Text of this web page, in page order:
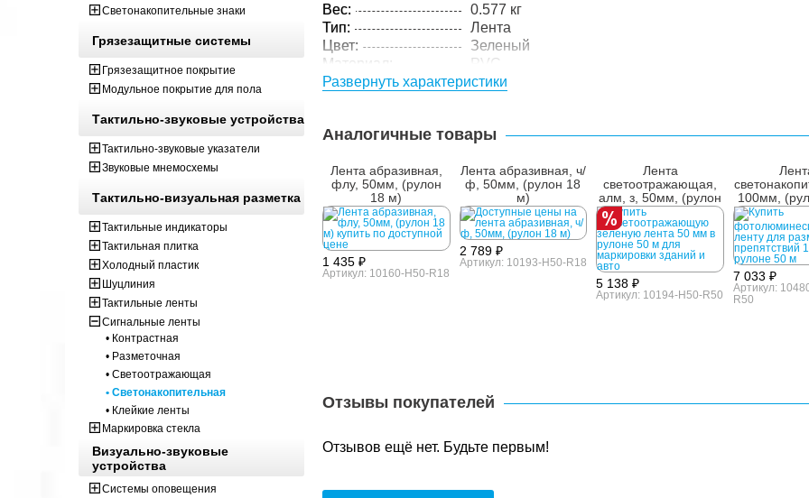
Вес:
0.577 кг
Тип:
Лента
Цвет:
Зеленый
Материал:
PVC
Толщина:
0,13
Размер (ВxШxГ):
Вес:
0.677 кг
Кол-во изделий в
упаковке:
Развернуть характеристики
Аналогичные товары
Лента абразивная,
флу, 50мм, (рулон
18 м)
1 435 ₽
Артикул: 10160-H50-R18
Лента абразивная, ч/
ф, 50мм, (рулон 18
м)
2 789 ₽
Артикул: 10193-H50-R18
Лента
светоотражающая,
алм, з, 50мм, (рулон
50м)
5 138 ₽
Артикул: 10194-H50-R50
100мм,
7 033 ₽
Артикул:
R50
Отзывы покупателей
Отзывов ещё нет. Будьте первым!
Светонакопительные знаки
Грязезащитные системы
Грязезащитное покрытие
Модульное покрытие для пола
Тактильно-звуковые устройства
Тактильно-звуковые указатели
Звуковые мнемосхемы
Тактильно-визуальная разметка
Тактильные индикаторы
Тактильная плитка
Холодный пластик
Шуцлиния
Тактильные ленты
Сигнальные ленты
• Контрастная
• Разметочная
• Светоотражающая
• Светонакопительная
• Клейкие ленты
Маркировка стекла
Визуально-звуковые
устройства
Системы оповещения